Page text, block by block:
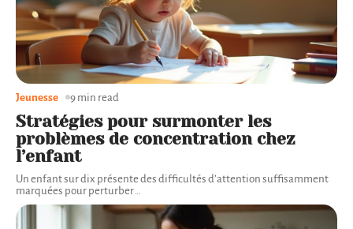
Stratégies pour surmonter les
problèmes de concentration chez
l’enfant
Un enfant sur dix présente des difficultés d’attention suffisamment
marquées pour perturber
Jeunesse 9 min read